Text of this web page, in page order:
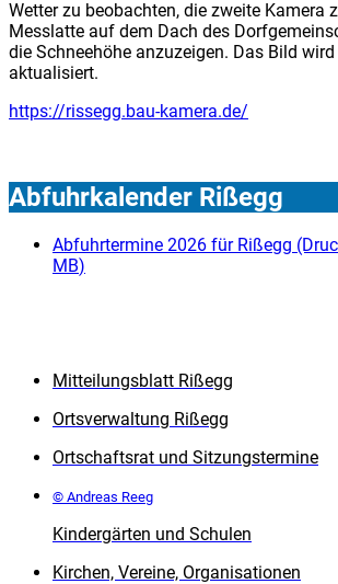
Wetter zu beobachten, die zweite Kamera
Messlatte auf dem Dach des
die Schneehöhe anzuzeigen. Das Bild
aktualisiert.
https://rissegg.bau-kamera.de/
Abfuhrkalender Rißegg
Abfuhrtermine 2026 für Rißegg
MB)
Mitteilungsblatt Rißegg
Ortsverwaltung Rißegg
Ortschaftsrat und Sitzungstermine
© Andreas Reeg
Kindergärten und Schulen
Kirchen, Vereine, Organisationen